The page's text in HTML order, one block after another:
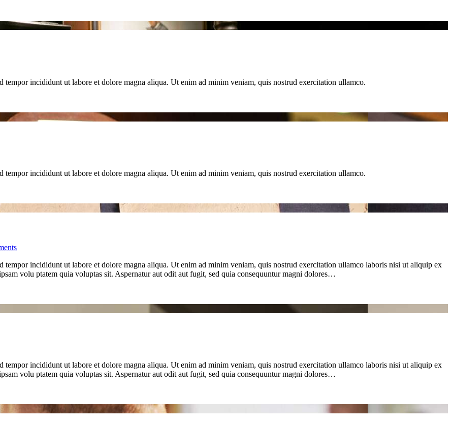
incididunt ut labore et dolore magna aliqua. Ut enim ad minim veniam, quis nostrud exercitation ullamco.
incididunt ut labore et dolore magna aliqua. Ut enim ad minim veniam, quis nostrud exercitation ullamco.
tempor incididunt ut labore et dolore magna aliqua. Ut enim ad minim veniam, quis nostrud exercitation ullamco laboris nisi ut aliquip ex
volu ptatem quia voluptas sit. Aspernatur aut odit aut fugit, sed quia consequuntur magni dolores…
tempor incididunt ut labore et dolore magna aliqua. Ut enim ad minim veniam, quis nostrud exercitation ullamco laboris nisi ut aliquip ex
volu ptatem quia voluptas sit. Aspernatur aut odit aut fugit, sed quia consequuntur magni dolores…